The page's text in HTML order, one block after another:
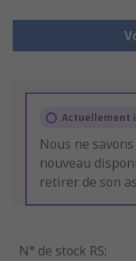
Actuellement
Nous ne
nouveau
retirer de son
N° de stock RS: